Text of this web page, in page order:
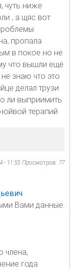
чуть ниже
, а щяс вот
пропала
в покое но не
что вышли ещё
знаю что это
делал трузи
ли выприимить
терапий
- 11:55 Просмотров: 77
Вами данные.
члена,
года.